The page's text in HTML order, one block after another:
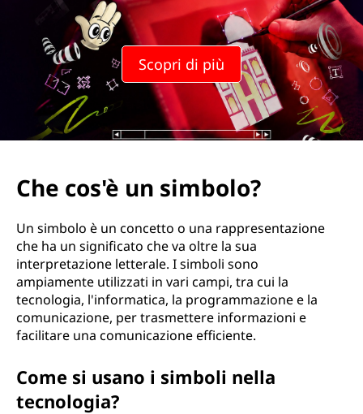
b
Scopri di più
Che cos'è un simbolo?
Un simbolo è un concetto o una rappresentazione
che ha un significato che va oltre la sua
interpretazione letterale. I simboli sono
ampiamente utilizzati in vari campi, tra cui la
tecnologia, l'informatica, la programmazione e la
comunicazione, per trasmettere informazioni e
facilitare una comunicazione efficiente.
Come si usano i simboli nella
tecnologia?